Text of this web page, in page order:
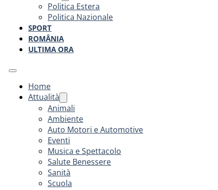
Politica Estera
Politica Nazionale
SPORT
ROMÂNIA
ULTIMA ORA
Home
Attualità
Animali
Ambiente
Auto Motori e Automotive
Eventi
Musica e Spettacolo
Salute Benessere
Sanità
Scuola